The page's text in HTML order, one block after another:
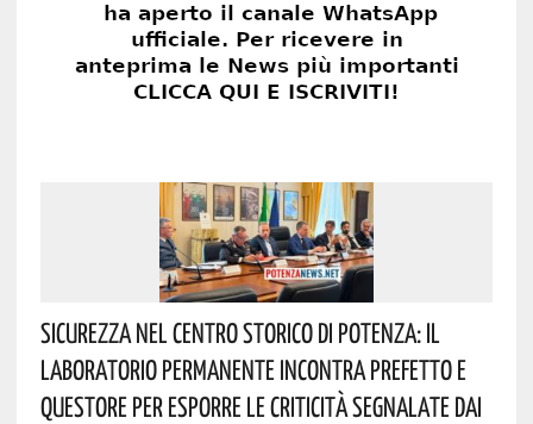
Sicurezza Nel Centro Storico Di Potenza: Il
Laboratorio Permanente Incontra Prefetto E
Questore Per Esporre Le Criticità Segnalate Dai